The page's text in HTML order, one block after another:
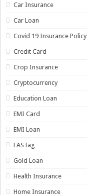
Car Insurance
Car Loan
Covid 19 Insurance Policy
Credit Card
Crop Insurance
Cryptocurrency
Education Loan
EMI Card
EMI Loan
FASTag
Gold Loan
Health Insurance
Home Insurance